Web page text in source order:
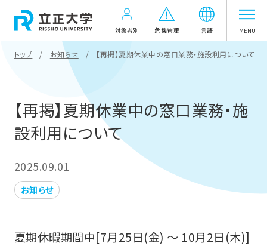
対象者別 危機管理 言語 MENU
トップ お知らせ 【再掲】夏期休業中の窓口業務・施設利用について
【再掲】夏期休業中の窓口業務・施
設利用について
2025.09.01
お知らせ
夏期休暇期間中[7月25日(金) ～ 10月2日(木)]